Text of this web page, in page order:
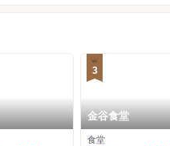
3
金谷食堂
食堂